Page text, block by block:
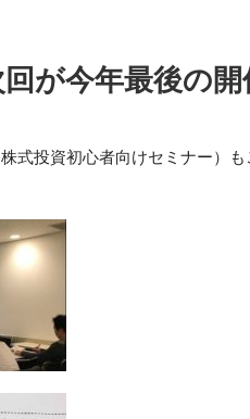
が今年最後の
式投資初心者向けセミナー）